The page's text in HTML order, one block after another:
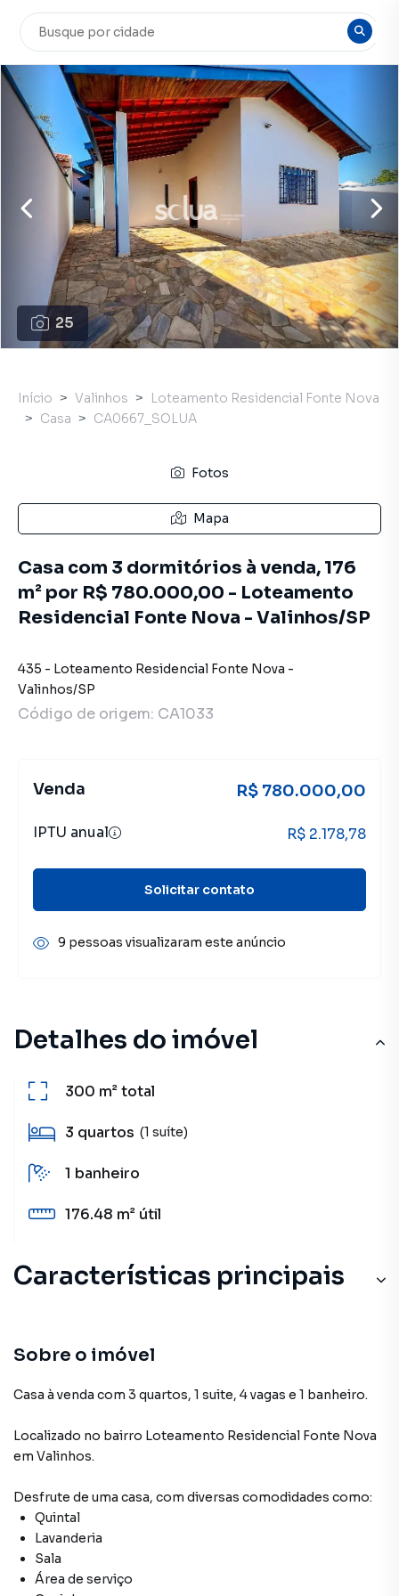
25
Detalhes do imóvel
300 m²total
3 quartos (1 suíte)
1 banheiro
176.48 m² útil
Características principais
Sobre o imóvel
Casa à venda com 3 quartos, 1 suite, 4 vagas e 1 banheiro.
Localizado no bairro Loteamento Residencial Fonte Nova
em Valinhos.
Desfrute de uma casa, com diversas comodidades como:
Quintal
Lavanderia
Sala
Área de serviço
Início Valinhos
Loteamento Residencial Fonte Nova
Casa
CA0667_SOLUA
Fotos
Mapa
Casa com 3 dormitórios à venda, 176
m² por R$ 780.000,00 - Loteamento
Residencial Fonte Nova - Valinhos/SP
435 - Loteamento Residencial Fonte Nova -
Valinhos/SP
Código de origem: CA1033
Venda R$ 780.000,00
IPTU anual R$ 2.178,78
Solicitar contato
9 pessoas visualizaram este anúncio